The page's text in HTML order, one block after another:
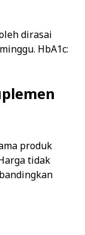
dirasai
HbA1c:
produk
tidak